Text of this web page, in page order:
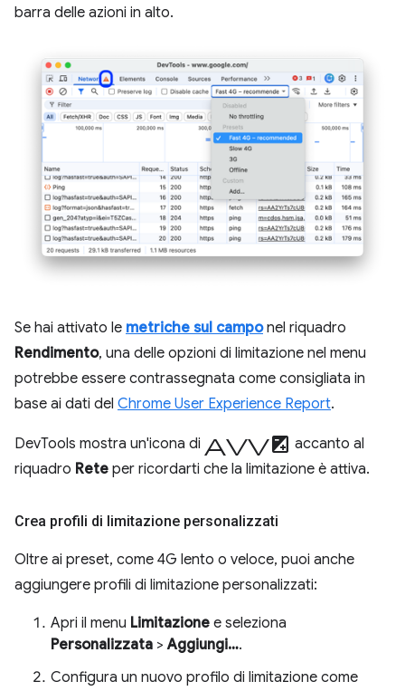
barra delle azioni in alto.
Se hai attivato le metriche sul camponel riquadro
Rendimento, una delle opzioni di limitazione nel menu
potrebbe essere contrassegnata come consigliata in
base ai dati del Chrome User Experience Report.
DevTools mostra un'icona di avviso accanto al
riquadro Rete per ricordarti che la limitazione è attiva.
Crea profili di limitazione personalizzati
Oltre ai preset, come 4G lento o veloce, puoi anche
aggiungere profili di limitazione personalizzati:
Apri il menu Limitazione e seleziona
Personalizzata >Aggiungi….
Configura un nuovo profilo di limitazione come